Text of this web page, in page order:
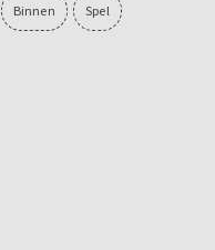
Binnen Spel